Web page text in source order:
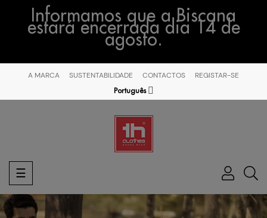
Informamos que a Biscana
estará encerrada dia 14 de
agosto.
A MARCA SUSTENTABILIDADE CONTACTOS REGISTAR-SE
Português
Toggle
navigation
☰